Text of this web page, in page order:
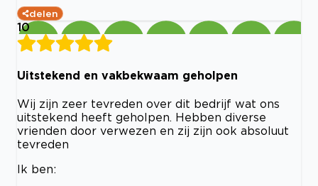
delen
10
Uitstekend en vakbekwaam geholpen
Wij zijn zeer tevreden over dit bedrijf wat ons
uitstekend heeft geholpen. Hebben diverse
vrienden door verwezen en zij zijn ook absoluut
tevreden
Ik ben: